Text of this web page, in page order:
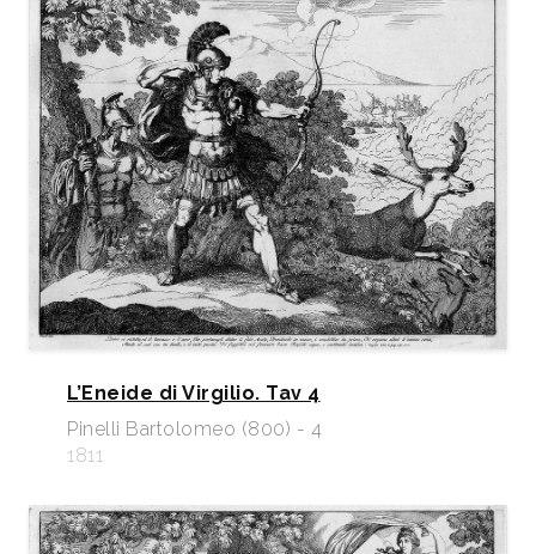
L’Eneide di Virgilio. Tav 4
Pinelli Bartolomeo (800) - 4
1811